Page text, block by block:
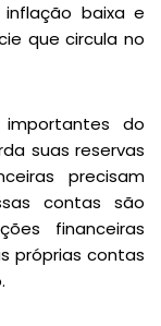
baixa e
que circula no
do
suas reservas
precisam
contas são
financeiras
próprias contas